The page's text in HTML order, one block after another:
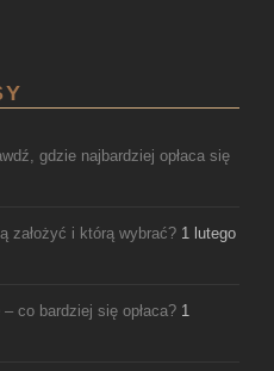
gdzie najbardziej opłaca się
założyć i którą wybrać? 1 lutego
co bardziej się opłaca? 1